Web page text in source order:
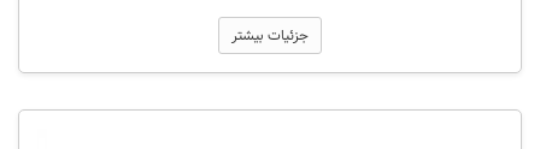
جزئیات بیشتر